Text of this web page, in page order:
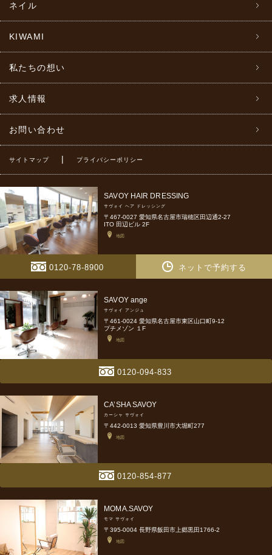
ネイル
KIWAMI
私たちの想い
求人情報
お問い合わせ
サイトマップ | プライバシーポリシー
SAVOY HAIR DRESSING
サヴォイ ヘア ドレッシング
〒467-0027 愛知県名古屋市瑞穂区田辺通2-27
ITO 田辺ビル 2F
地図
0120-78-8900 ネットで予約する
SAVOY ange
サヴォイ アンジュ
〒461-0024 愛知県名古屋市東区山口町9-12
プチメゾン １F
地図
0120-094-833
CA’SHA SAVOY
カーシャ サヴォイ
〒442-0013 愛知県豊川市大堀町277
地図
0120-854-877
MOMA.SAVOY
モマ サヴォイ
〒395-0004 長野県飯田市上郷黒田1766-2
地図